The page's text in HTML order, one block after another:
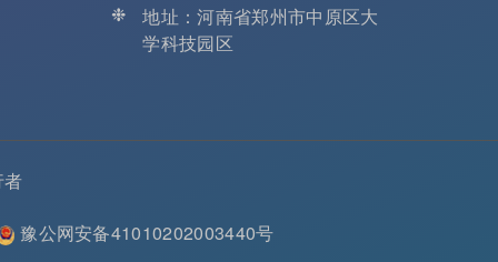
❉
地址：河南省郑州市中原区大
学科技园区
豫公网安备41010202003440号